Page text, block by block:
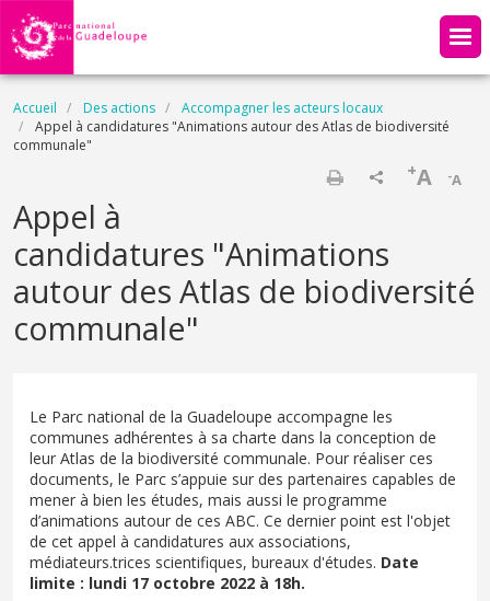
Aller au contenu principal
Fil d'Ariane
Accueil Des actions
Accompagner les acteurs locaux
Appel à candidatures "Animations autour des Atlas de biodiversité
communale"
-A
+A
Appel à
candidatures "Animations
autour des Atlas de biodiversité
communale"
Le Parc national de la Guadeloupe accompagne les
communes adhérentes à sa charte dans la conception de
leur Atlas de la biodiversité communale. Pour réaliser ces
documents, le Parc s’appuie sur des partenaires capables de
mener à bien les études, mais aussi le programme
d’animations autour de ces ABC. Ce dernier point est l'objet
de cet appel à candidatures aux associations,
médiateurs.trices scientifiques, bureaux d'études. Date
limite : lundi 17 octobre 2022 à 18h.